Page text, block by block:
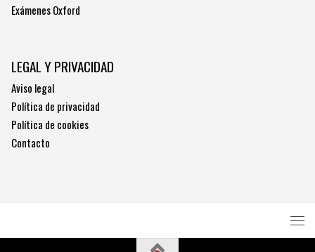
Exámenes Oxford
LEGAL Y PRIVACIDAD
Aviso legal
Política de privacidad
Política de cookies
Contacto